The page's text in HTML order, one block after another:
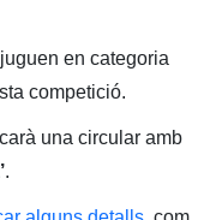
en categoria
competició.
una circular amb
.